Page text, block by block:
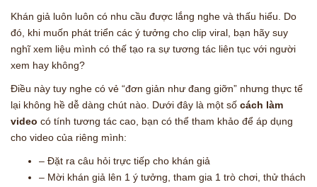
Khán giả luôn luôn có nhu cầu được lắng nghe và thấu hiểu. Do
đó, khi muốn phát triển các ý tưởng cho clip viral, bạn hãy suy
nghĩ xem liệu mình có thế tạo ra sự tương tác liên tục với người
xem hay không?
Điều này tuy nghe có vẻ “đơn giản như đang giỡn” nhưng thực tế
lại không hề dễ dàng chút nào. Dưới đây là một số cách làm
video có tính tương tác cao, bạn có thể tham khảo để áp dụng
cho video của riêng mình:
– Đặt ra câu hỏi trực tiếp cho khán giả
– Mời khán giả lên 1 ý tưởng, tham gia 1 trò chơi, thử thách